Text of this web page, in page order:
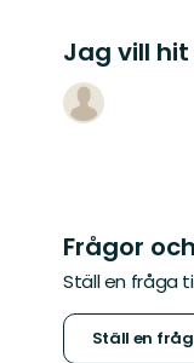
Jag vill hit
Frågor
Ställ en fråga
Ställ en